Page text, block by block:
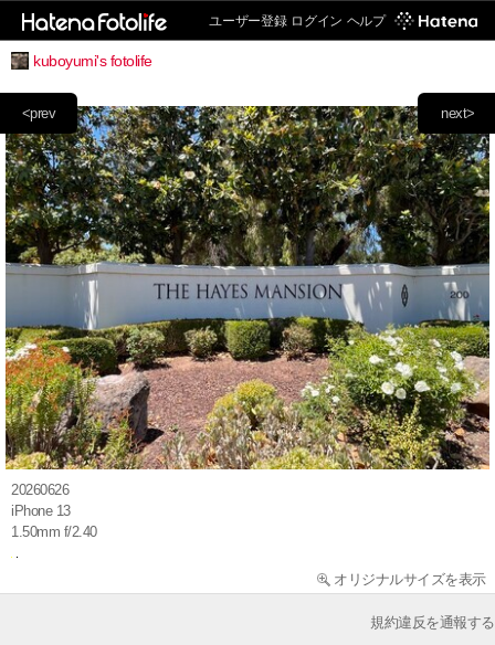
ユーザー登録 ログイン ヘルプ
kuboyumi's fotolife
next>
<prev
20260626
iPhone 13
1.50mm f/2.40
オリジナルサイズを表示
規約違反を通報する